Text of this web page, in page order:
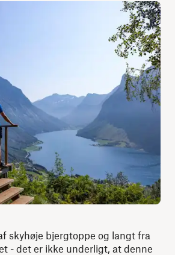
skyhøje bjergtoppe og langt fra
- det er ikke underligt, at denne